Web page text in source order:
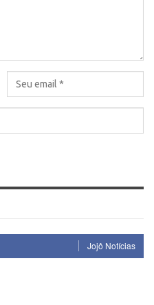
Jojô Notícias